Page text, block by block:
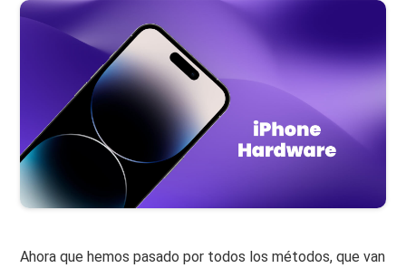
Ahora que hemos pasado por todos los métodos, que van